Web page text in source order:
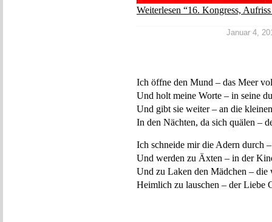
Weiterlesen “16. Kongress,
Januar 4,
Ich öffne den Mund – das Meer
Und holt meine Worte – in seine
Und gibt sie weiter – an die
In den Nächten, da sich quälen –
Ich schneide mir die Adern durch
Und werden zu Äxten – in der
Und zu Laken den Mädchen – die
Heimlich zu lauschen – der Liebe